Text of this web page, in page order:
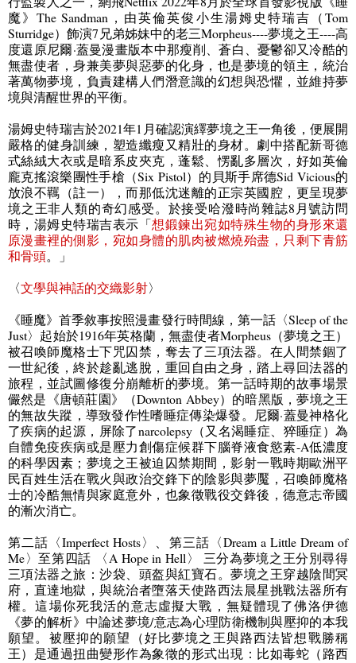
魔》The Sandman ，由英倫英俊小生湯姆史特瑞吉（Tom
Sturridge）飾演7 兄弟姊妹中的老三Morpheus----夢境之王----高
度還原尼爾·蓋曼漫畫版本中那瘦削、蒼白、憂鬱卻又冷酷的
無盡使者，身兼美夢與惡夢的化身，也是夢境的領主，統治
著萬物夢境，負責建構人們潛意識的幻想與恐懼，並維持夢
境與清醒世界的平衡。
湯姆史特瑞吉於2021年1 月確認演繹夢境之王一角後，便展開
嚴格的健身訓練，塑造纖瘦又精壯的身材。劇中搭配新哥德
式絲絨大衣或是暗系皮夾克，蓬鬆、愣亂多層次，好如英倫
龐克搖滾樂團性手槍（Six Pistol）的貝斯手席德Sid Vicious的
放浪不羈（註一），而那低沈迷離的正宗英國腔，更呈現夢
境之王非人類的奇幻感受。於接受哈潑時尚雜誌8月號訪問
時，湯姆史特瑞吉表示「想鍛鍊出宛如特殊生物的身形來還
原漫畫裡的側影，宛如身體的肌肉被燃燒殆盡，只剩下青筋
和骨頭。」
〈文學與神話的交織影射〉
《睡魔》首季敘事按照漫畫發行時間線，第一話〈Sleep of the
Just〉起始於1916年英格蘭，無盡使者Morpheus（夢境之王）
被召喚師魔格士下咒囚禁，奪去了三項法器。在人間禁錮了
一世紀後，終於趁亂逃脫，重回自由之身，踏上尋回法器的
旅程，並試圖修復分崩離析的夢境。第一話時期的故事場景
儼然是《唐頓莊園》（Downton Abbey）的暗黑版，夢境之王
的無故失蹤，導致發作性嗜睡症傳染爆發。尼爾·蓋曼神格化
了疾病的起源，屏除了narcolepsy（又名渴睡症、猝睡症）為
自體免疫疾病或是壓力創傷症候群下腦脊液食慾素-A低濃度
的科學因素；夢境之王被迫囚禁期間，影射一戰時期歐洲平
民百姓生活在戰火與政治交鋒下的陰影與夢魘，召喚師魔格
士的冷酷無情與家庭意外，也象徵戰役交鋒後，德意志帝國
的漸次消亡。
第二話〈Imperfect Hosts〉、第三話〈Dream a Little Dream of
Me〉至第四話 〈A Hope in Hell〉 三分為夢境之王分別尋得
三項法器之旅：沙袋、頭盔與紅寶石。夢境之王穿越陰間冥
府，直達地獄，與統治者墮落天使路西法晨星挑戰法器所有
權。這場你死我活的意志虛擬大戰，無疑體現了佛洛伊德
《夢的解析》中論述夢境/意志為心理防衛機制與壓抑的本我
願望。被壓抑的願望（好比夢境之王與路西法皆想戰勝稱
王）是通過扭曲變形作為象徵的形式出現：比如毒蛇（路西